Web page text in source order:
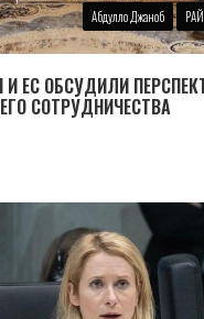
Абдулло Джаноб
ЕС ОБСУДИЛИ
СОТРУДНИЧЕСТВА